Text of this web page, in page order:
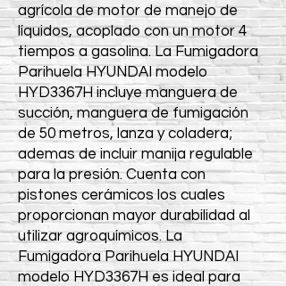
agrícola de motor de manejo de
líquidos, acoplado con un motor 4
tiempos a gasolina. La Fumigadora
Parihuela HYUNDAI modelo
HYD3367H incluye manguera de
succión, manguera de fumigación
de 50 metros, lanza y coladera;
ademas de incluir manija regulable
para la presión. Cuenta con
pistones cerámicos los cuales
proporcionan mayor durabilidad al
utilizar agroquímicos. La
Fumigadora Parihuela HYUNDAI
modelo HYD3367H es ideal para